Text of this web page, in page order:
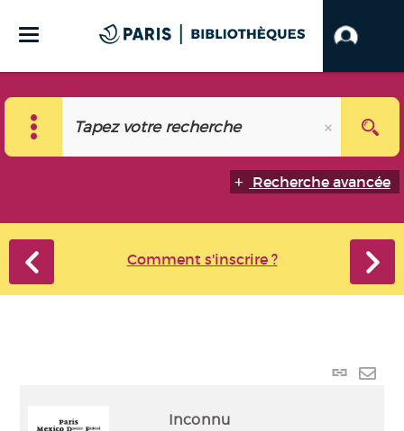
Recherche avancée
Comment s'inscrire ?
Lien
Inconnu